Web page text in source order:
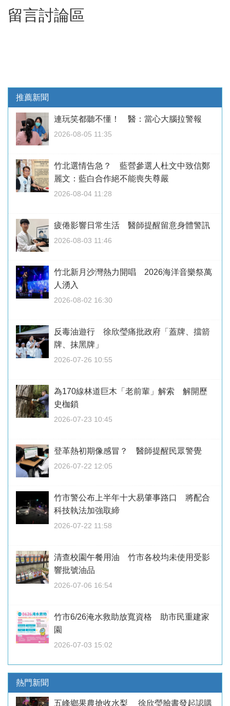
留言討論區
推薦新聞
連玩笑都聽不懂！ 醫：當心大腦拉警報
2026-08-05 11:35
竹北選情告急？ 藍營參選人杜文中致信鄭
麗文：藍白合作絕不能喪失尊嚴
2026-08-04 11:28
疲倦影響日常生活 醫師提醒留意身體警訊
2026-08-03 11:46
竹北新月沙灣熱力開唱 2026海洋音樂祭萬
人湧入
2026-08-02 16:30
反毒油遊行 徐欣瑩痛批政府「蓋牌、擋箭
牌、抹黑牌」
2026-07-26 10:55
為170線林道巨木「老前輩」解索 解開歷
史枷鎖
2026-07-23 10:45
登革熱初期像感冒？ 醫師提醒民眾警覺
2026-07-22 12:05
竹市警公布上半年十大易肇事路口 將配合
科技執法加強取締
2026-07-22 11:58
清查校園午餐用油 竹市各校均未使用受影
響批號油品
2026-07-06 16:54
竹市6/26淹水救助放寬資格 助市民重建家
園
2026-07-03 15:02
熱門新聞
五峰鄉果農搶收水梨 徐欣瑩臉書發起認購